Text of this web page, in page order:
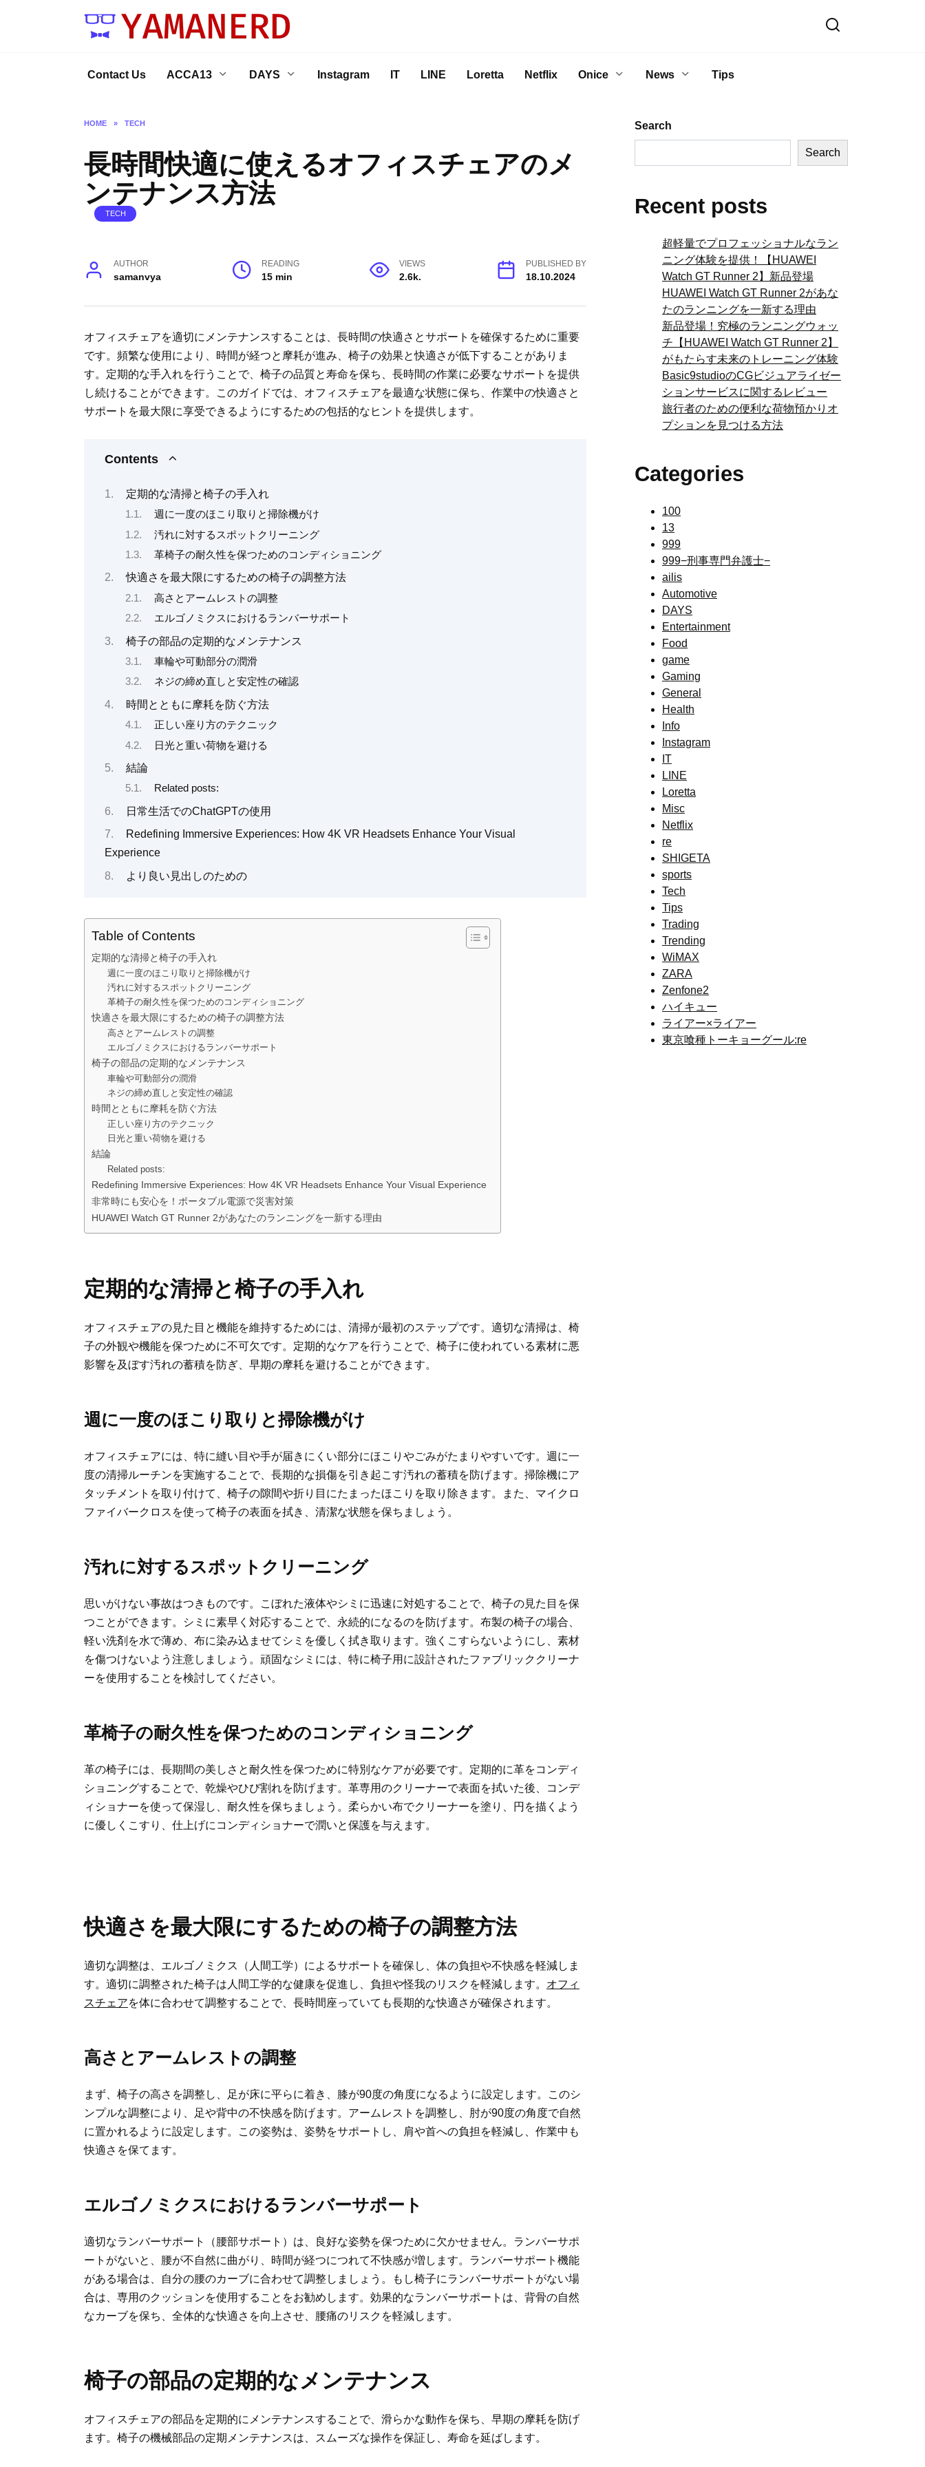
Contact Us ACCA13 DAYS Instagram IT LINE Loretta Netflix Onice News Tips
HOME » TECH
長時間快適に使えるオフィスチェアのメ
ンテナンス方法
TECH
AUTHOR
samanvya
READING
15 min
VIEWS
2.6k.
PUBLISHED BY
18.10.2024
オフィスチェアを適切にメンテナンスすることは、長時間の快適さとサポートを確保するために重要
です。頻繁な使用により、時間が経つと摩耗が進み、椅子の効果と快適さが低下することがありま
す。定期的な手入れを行うことで、椅子の品質と寿命を保ち、長時間の作業に必要なサポートを提供
し続けることができます。このガイドでは、 オフィスチェアを最適な状態に保ち、作業中の快適さと
サポートを最大限に享受できるようにするための包括的なヒントを提供します。
Contents
定期的な清掃と椅子の手入れ
週に一度のほこり取りと掃除機がけ
汚れに対するスポットクリーニング
革椅子の耐久性を保つためのコンディショニング
快適さを最大限にするための椅子の調整方法
高さとアームレストの調整
エルゴノミクスにおけるランバーサポート
椅子の部品の定期的なメンテナンス
車輪や可動部分の潤滑
ネジの締め直しと安定性の確認
時間とともに摩耗を防ぐ方法
正しい座り方のテクニック
日光と重い荷物を避ける
結論
Related posts:
日常生活でのChatGPTの使用
Redefining Immersive Experiences: How 4K VR Headsets Enhance Your Visual
Experience
より良い見出しのための
Table of Contents
定期的な清掃と椅子の手入れ
週に一度のほこり取りと掃除機がけ
汚れに対するスポットクリーニング
革椅子の耐久性を保つためのコンディショニング
快適さを最大限にするための椅子の調整方法
高さとアームレストの調整
エルゴノミクスにおけるランバーサポート
椅子の部品の定期的なメンテナンス
車輪や可動部分の潤滑
ネジの締め直しと安定性の確認
時間とともに摩耗を防ぐ方法
正しい座り方のテクニック
日光と重い荷物を避ける
結論
Related posts:
Redefining Immersive Experiences: How 4K VR Headsets Enhance Your Visual Experience
非常時にも安心を！ポータブル電源で災害対策
HUAWEI Watch GT Runner 2があなたのランニングを一新する理由
定期的な清掃と椅子の手入れ
オフィスチェアの見た目と機能を維持するためには、清掃が最初のステップです。適切な清掃は、椅
子の外観や機能を保つために不可欠です。定期的なケアを行うことで、椅子に使われている素材に悪
影響を及ぼす汚れの蓄積を防ぎ、早期の摩耗を避けることができます。
週に一度のほこり取りと掃除機がけ
オフィスチェアには、特に縫い目や手が届きにくい部分にほこりやごみがたまりやすいです。週に一
度の清掃ルーチンを実施することで、長期的な損傷を引き起こす汚れの蓄積を防げます。掃除機にア
タッチメントを取り付けて、椅子の隙間や折り目にたまったほこりを取り除きます。また、マイクロ
ファイバークロスを使って椅子の表面を拭き、清潔な状態を保ちましょう。
汚れに対するスポットクリーニング
思いがけない事故はつきものです。こぼれた液体やシミに迅速に対処することで、椅子の見た目を保
つことができます。シミに素早く対応することで、永続的になるのを防げます。布製の椅子の場合、
軽い洗剤を水で薄め、布に染み込ませてシミを優しく拭き取ります。強くこすらないようにし、素材
を傷つけないよう注意しましょう。頑固なシミには、特に椅子用に設計されたファブリッククリーナ
ーを使用することを検討してください。
革椅子の耐久性を保つためのコンディショニング
革の椅子には、長期間の美しさと耐久性を保つために特別なケアが必要です。定期的に革をコンディ
ショニングすることで、乾燥やひび割れを防げます。革専用のクリーナーで表面を拭いた後、コンデ
ィショナーを使って保湿し、耐久性を保ちましょう。柔らかい布でクリーナーを塗り、円を描くよう
に優しくこすり、仕上げにコンディショナーで潤いと保護を与えます。
快適さを最大限にするための椅子の調整方法
適切な調整は、エルゴノミクス（人間工学）によるサポートを確保し、体の負担や不快感を軽減しま
す。適切に調整された椅子は人間工学的な健康を促進し、負担や怪我のリスクを軽減します。 オフィ
スチェアを体に合わせて調整することで、長時間座っていても長期的な快適さが確保されます。
高さとアームレストの調整
まず、椅子の高さを調整し、足が床に平らに着き、膝が90度の角度になるように設定します。このシ
ンプルな調整により、足や背中の不快感を防げます。アームレストを調整し、肘が90度の角度で自然
に置かれるように設定します。この姿勢は、姿勢をサポートし、肩や首への負担を軽減し、作業中も
快適さを保てます。
エルゴノミクスにおけるランバーサポート
適切なランバーサポート（腰部サポート）は、良好な姿勢を保つために欠かせません。ランバーサポ
ートがないと、腰が不自然に曲がり、時間が経つにつれて不快感が増します。ランバーサポート機能
がある場合は、自分の腰のカーブに合わせて調整しましょう。もし椅子にランバーサポートがない場
合は、専用のクッションを使用することをお勧めします。効果的なランバーサポートは、背骨の自然
なカーブを保ち、全体的な快適さを向上させ、腰痛のリスクを軽減します。
椅子の部品の定期的なメンテナンス
オフィスチェアの部品を定期的にメンテナンスすることで、滑らかな動作を保ち、早期の摩耗を防げ
ます。椅子の機械部品の定期メンテナンスは、スムーズな操作を保証し、寿命を延ばします。
Search
Search
Recent posts
超軽量でプロフェッショナルなラン
ニング体験を提供！【HUAWEI
Watch GT Runner 2】新品登場
HUAWEI Watch GT Runner 2があな
たのランニングを一新する理由
新品登場！究極のランニングウォッ
チ【HUAWEI Watch GT Runner 2】
がもたらす未来のトレーニング体験
Basic9studioのCGビジュアライゼー
ションサービスに関するレビュー
旅行者のための便利な荷物預かりオ
プションを見つける方法
Categories
100
13
999
999−刑事専門弁護士−
ailis
Automotive
DAYS
Entertainment
Food
game
Gaming
General
Health
Info
Instagram
IT
LINE
Loretta
Misc
Netflix
re
SHIGETA
sports
Tech
Tips
Trading
Trending
WiMAX
ZARA
Zenfone2
ハイキュー
ライアー×ライアー
東京喰種トーキョーグール:re